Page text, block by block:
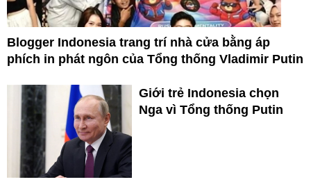
Blogger Indonesia trang trí nhà cửa bằng áp
phích in phát ngôn của Tổng thống Vladimir Putin
Giới trẻ Indonesia chọn
Nga vì Tổng thống Putin